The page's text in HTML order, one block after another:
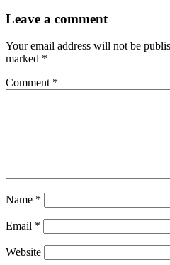
Leave a comment
Your email address will not be
marked *
Comment *
Name *
Email *
Website